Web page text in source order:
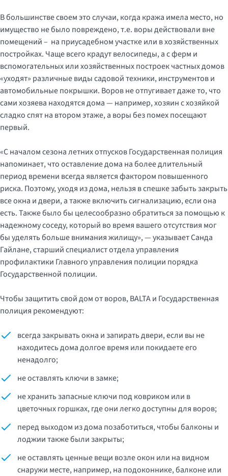
В большинстве своем это случаи, когда кража имела место, но
имущество не было повреждено, т.е. воры действовали вне
помещений – на приусадебном участке или в хозяйственных
постройках. Чаще всего крадут велосипеды, а с ферм и
вспомогательных или хозяйственных построек частных домов
«уходят» различные виды садовой техники, инструментов и
автомобильные покрышки. Воров не отпугивает даже то, что
сами хозяева находятся дома — например, хозяин с хозяйкой
сладко спят на втором этаже, а воры без помех посещают
первый.
«С началом сезона летних отпусков Государственная полиция
напоминает, что оставление дома на более длительный
период времени всегда является фактором повышенного
риска. Поэтому, уходя из дома, нельзя в спешке забыть закрыть
все окна и двери, а также включить сигнализацию, если она
есть. Также было бы целесообразно обратиться за помощью к
надежному соседу, который во время вашего отсутствия мог
бы уделять больше внимания жилищу», — указывает Санда
Гайлане, старший специалист отдела управления
профилактики Главного управления полиции порядка
Государственной полиции.
Чтобы защитить свой дом от воров, BALTA и Государственная
полиция рекомендуют:
всегда закрывать окна и запирать двери, если вы не
находитесь дома долгое время или покидаете его
ненадолго;
не оставлять ключи в замке;
не хранить запасные ключи под ковриком или в
цветочных горшках, где они легко доступны для воров;
перед выходом из дома позаботиться, чтобы балконы и
лоджии также были закрыты;
не оставлять ценные вещи возле окон или на видном
снаружи месте, например, на подоконнике, балконе или